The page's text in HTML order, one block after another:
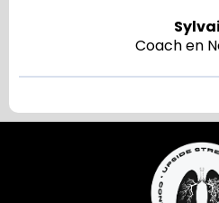
Coach en